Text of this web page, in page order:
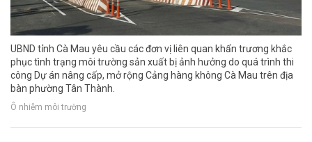
UBND tỉnh Cà Mau yêu cầu các đơn vị liên quan khẩn trương khắc
phục tình trạng môi trường sản xuất bị ảnh hưởng do quá trình thi
công Dự án nâng cấp, mở rộng Cảng hàng không Cà Mau trên địa
bàn phường Tân Thành.
Ô nhiễm môi trường